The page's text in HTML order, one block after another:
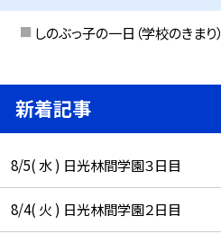
しのぶっ子の一日（学校のきまり）
新着記事
8/5( 水 ) 日光林間学園３日目
8/4( 火 ) 日光林間学園２日目